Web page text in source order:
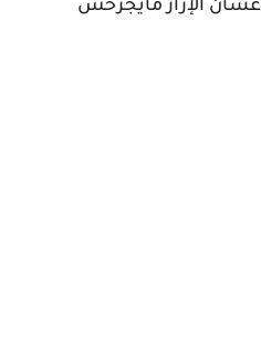
الإزاز مايجرحش